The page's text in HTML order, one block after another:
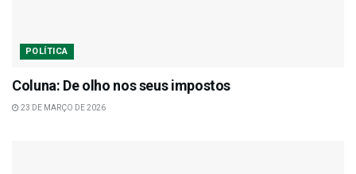
POLÍTICA
Coluna: De olho nos seus impostos
23 DE MARÇO DE 2026